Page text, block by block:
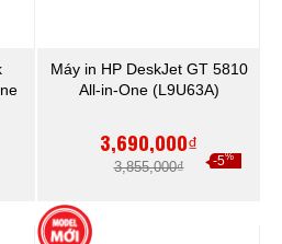
Máy in HP DeskJet GT 5810
All-in-One (L9U63A)
3,690,000₫
3,855,000₫ -5%